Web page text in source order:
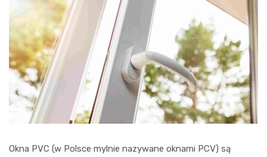
Okna PVC (w Polsce mylnie nazywane oknami PCV) są